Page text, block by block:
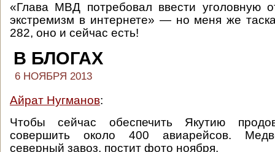
«Глава МВД потребовал ввести уголовную
экстремизм в интернете» — но меня же
282, оно и сейчас есть!
В БЛОГАХ
6 НОЯБРЯ 2013
Айрат Нугманов:
Чтобы сейчас обеспечить Якутию
совершить около 400 авиарейсов.
северный завоз, постит фото ноября.